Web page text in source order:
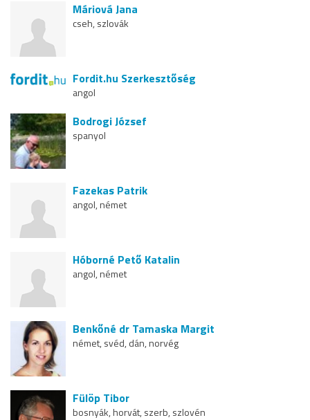
Máriová Jana
cseh, szlovák
Fordit.hu Szerkesztőség
angol
Bodrogi József
spanyol
Fazekas Patrik
angol, német
Hóborné Pető Katalin
angol, német
Benkőné dr Tamaska Margit
német, svéd, dán, norvég
Fülöp Tibor
bosnyák, horvát, szerb, szlovén